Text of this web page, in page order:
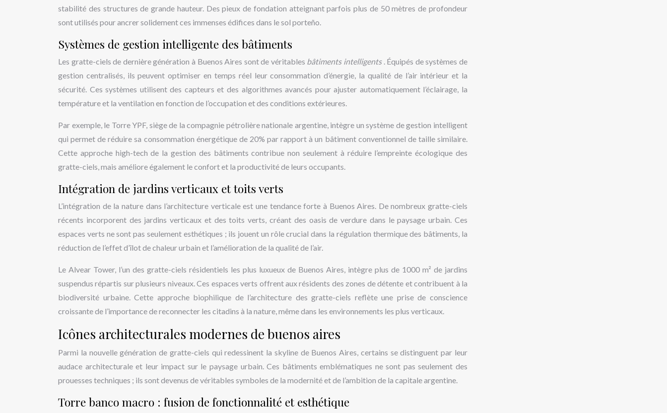
stabilité des structures de grande hauteur. Des pieux de fondation atteignant parfois plus de 50 mètres de profondeur
sont utilisés pour ancrer solidement ces immenses édifices dans le sol porteño.
Systèmes de gestion intelligente des bâtiments
Les gratte-ciels de dernière génération à Buenos Aires sont de véritables bâtiments intelligents . Équipés de systèmes de
gestion centralisés, ils peuvent optimiser en temps réel leur consommation d’énergie, la qualité de l’air intérieur et la
sécurité. Ces systèmes utilisent des capteurs et des algorithmes avancés pour ajuster automatiquement l’éclairage, la
température et la ventilation en fonction de l’occupation et des conditions extérieures.
Par exemple, le Torre YPF, siège de la compagnie pétrolière nationale argentine, intègre un système de gestion intelligent
qui permet de réduire sa consommation énergétique de 20% par rapport à un bâtiment conventionnel de taille similaire.
Cette approche high-tech de la gestion des bâtiments contribue non seulement à réduire l’empreinte écologique des
gratte-ciels, mais améliore également le confort et la productivité de leurs occupants.
Intégration de jardins verticaux et toits verts
L’intégration de la nature dans l’architecture verticale est une tendance forte à Buenos Aires. De nombreux gratte-ciels
récents incorporent des jardins verticaux et des toits verts, créant des oasis de verdure dans le paysage urbain. Ces
espaces verts ne sont pas seulement esthétiques ; ils jouent un rôle crucial dans la régulation thermique des bâtiments, la
réduction de l’effet d’îlot de chaleur urbain et l’amélioration de la qualité de l’air.
Le Alvear Tower, l’un des gratte-ciels résidentiels les plus luxueux de Buenos Aires, intègre plus de 1000 m² de jardins
suspendus répartis sur plusieurs niveaux. Ces espaces verts offrent aux résidents des zones de détente et contribuent à la
biodiversité urbaine. Cette approche biophilique de l’architecture des gratte-ciels reflète une prise de conscience
croissante de l’importance de reconnecter les citadins à la nature, même dans les environnements les plus verticaux.
Icônes architecturales modernes de buenos aires
Parmi la nouvelle génération de gratte-ciels qui redessinent la skyline de Buenos Aires, certains se distinguent par leur
audace architecturale et leur impact sur le paysage urbain. Ces bâtiments emblématiques ne sont pas seulement des
prouesses techniques ; ils sont devenus de véritables symboles de la modernité et de l’ambition de la capitale argentine.
Torre banco macro : fusion de fonctionnalité et esthétique